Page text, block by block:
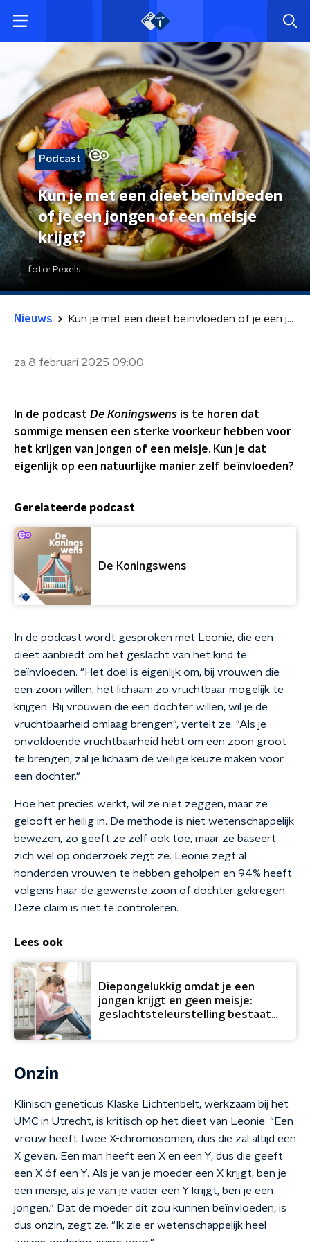
Podcast
Kun je met een dieet beïnvloeden
of je een jongen of een meisje
krijgt?
foto: Pexels
Nieuws Kun je met een dieet beïnvloeden of je een jongen of een meisje krijgt?
za 8 februari 2025 09:00
In de podcast De Koningswens is te horen dat
sommige mensen een sterke voorkeur hebben voor
het krijgen van jongen of een meisje. Kun je dat
eigenlijk op een natuurlijke manier zelf beïnvloeden?
Gerelateerde podcast
De Koningswens
In de podcast wordt gesproken met Leonie, die een
dieet aanbiedt om het geslacht van het kind te
beïnvloeden. "Het doel is eigenlijk om, bij vrouwen die
een zoon willen, het lichaam zo vruchtbaar mogelijk te
krijgen. Bij vrouwen die een dochter willen, wil je de
vruchtbaarheid omlaag brengen", vertelt ze. "Als je
onvoldoende vruchtbaarheid hebt om een zoon groot
te brengen, zal je lichaam de veilige keuze maken voor
een dochter."
Hoe het precies werkt, wil ze niet zeggen, maar ze
gelooft er heilig in. De methode is niet wetenschappelijk
bewezen, zo geeft ze zelf ook toe, maar ze baseert
zich wel op onderzoek zegt ze. Leonie zegt al
honderden vrouwen te hebben geholpen en 94% heeft
volgens haar de gewenste zoon of dochter gekregen.
Deze claim is niet te controleren.
Lees ook
Diepongelukkig omdat je een
jongen krijgt en geen meisje:
geslachtsteleurstelling bestaat
Onzin
Klinisch geneticus Klaske Lichtenbelt, werkzaam bij het
UMC in Utrecht, is kritisch op het dieet van Leonie. "Een
vrouw heeft twee X-chromosomen, dus die zal altijd een
X geven. Een man heeft een X en een Y, dus die geeft
een X óf een Y. Als je van je moeder een X krijgt, ben je
een meisje, als je van je vader een Y krijgt, ben je een
jongen." Dat de moeder dit zou kunnen beïnvloeden, is
dus onzin, zegt ze. "Ik zie er wetenschappelijk heel